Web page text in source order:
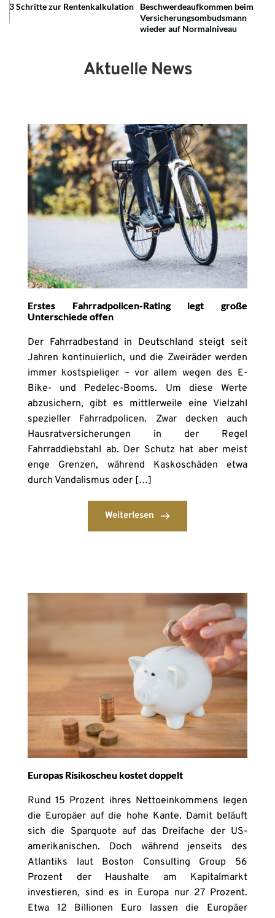
3 Schritte zur Rentenkalkulation
Beschwerdeaufkommen beim
Versicherungsombudsmann
wieder auf Normalniveau
Aktuelle News
Erstes Fahrradpolicen-Rating legt große
Unterschiede offen
Der Fahrradbestand in Deutschland steigt seit
Jahren kontinuierlich, und die Zweiräder werden
immer kostspieliger – vor allem wegen des E-
Bike- und Pedelec-Booms. Um diese Werte
abzusichern, gibt es mittlerweile eine Vielzahl
spezieller Fahrradpolicen. Zwar decken auch
Hausratversicherungen in der Regel
Fahrraddiebstahl ab. Der Schutz hat aber meist
enge Grenzen, während Kaskoschäden etwa
durch Vandalismus oder […]
Weiterlesen
Europas Risikoscheu kostet doppelt
Rund 15 Prozent ihres Nettoeinkommens legen
die Europäer auf die hohe Kante. Damit beläuft
sich die Sparquote auf das Dreifache der US-
amerikanischen. Doch während jenseits des
Atlantiks laut Boston Consulting Group 56
Prozent der Haushalte am Kapitalmarkt
investieren, sind es in Europa nur 27 Prozent.
Etwa 12 Billionen Euro lassen die Europäer